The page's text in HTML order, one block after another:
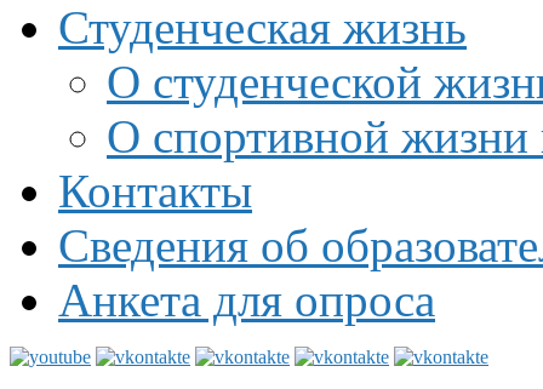
Студенческая жизнь
О студенческой
О спортивной жизни
Контакты
Сведения об
Анкета для опроса